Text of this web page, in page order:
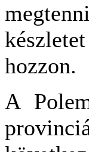
hozzon.
A